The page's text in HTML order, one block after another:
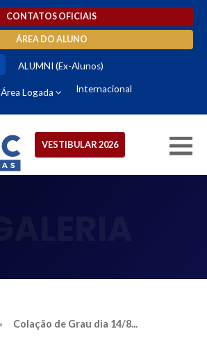
CONTATOS OFICIAIS
ÁREA DO ALUNO
ALUMNI (Ex-Alunos)
Área Logada Internacional
VESTIBULAR 2026
Colação de Grau dia 14/8...